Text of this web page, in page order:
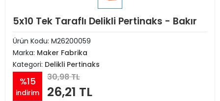
5x10 Tek Taraflı Delikli Pertinaks - Bakır
Ürün Kodu: M26200059
Marka: Maker Fabrika
Kategori: Delikli Pertinaks
%15
indirim
30,98 TL
26,21 TL